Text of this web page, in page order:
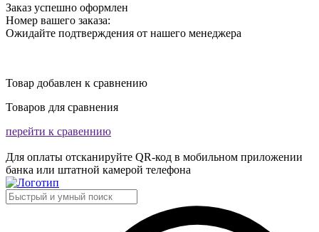
Заказ успешно оформлен
Номер вашего заказа:
Ожидайте подтверждения от нашего менеджера
Товар добавлен к сравнению
Товаров для сравнения
перейти к сравеннию
Для оплаты отсканируйте QR-код в мобильном приложении
банка или штатной камерой телефона